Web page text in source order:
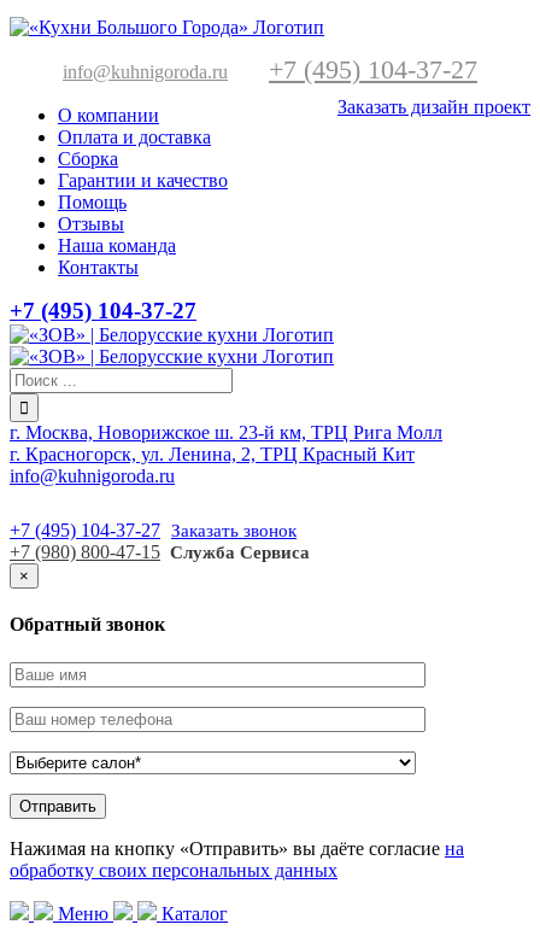
info@kuhnigoroda.ru +7 (495) 104-37-27
Заказать дизайн проект
О компании
Оплата и доставка
Сборка
Гарантии и качество
Помощь
Отзывы
Наша команда
Контакты
+7 (495) 104-37-27
г. Москва, Новорижское ш. 23-й км, ТРЦ Рига Молл
г. Красногорск, ул. Ленина, 2, ТРЦ Красный Кит
info@kuhnigoroda.ru
+7 (495) 104-37-27 Заказать звонок
+7 (980) 800-47-15 Служба Сервиса
×
Обратный звонок
Нажимая на кнопку «Отправить» вы даёте согласие на
обработку своих персональных данных
Меню
Каталог